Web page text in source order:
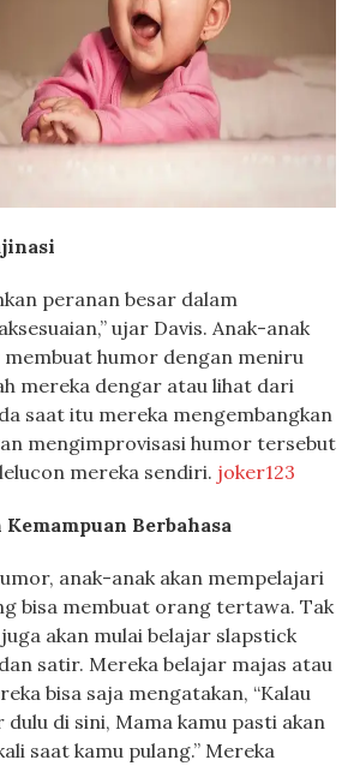
peranan besar dalam
ujar Davis. Anak-anak
membuat humor dengan meniru
mereka dengar atau lihat dari
saat itu mereka mengembangkan
mengimprovisasi humor tersebut
mereka sendiri. joker123
Berbahasa
anak-anak akan mempelajari
bisa membuat orang tertawa. Tak
akan mulai belajar slapstick
satir. Mereka belajar majas atau
bisa saja mengatakan, “Kalau
di sini, Mama kamu pasti akan
saat kamu pulang.” Mereka